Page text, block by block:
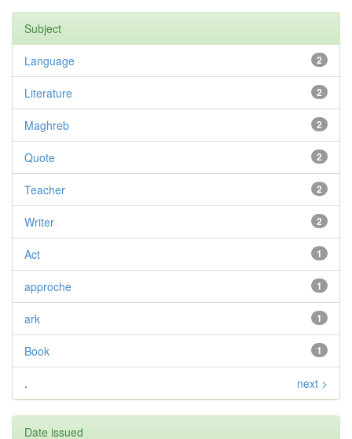
Subject
2
Language
2
Literature
2
Maghreb
2
Quote
2
Teacher
2
Writer
1
Act
1
approche
1
ark
1
Book
. next >
Date issued